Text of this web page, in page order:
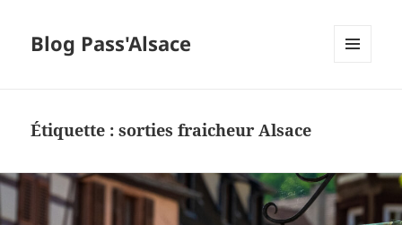
Blog Pass'Alsace
Étiquette :sorties fraicheur Alsace